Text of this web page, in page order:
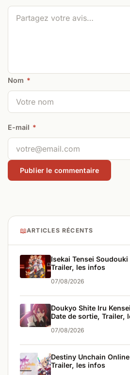
Nom *
E-mail *
📖ARTICLES RÉCENTS
Isekai Tensei
Trailer, les infos
07/08/2026
Doukyo Shite Iru
Date de sortie, Trailer,
07/08/2026
Destiny Unchain
Trailer, les infos